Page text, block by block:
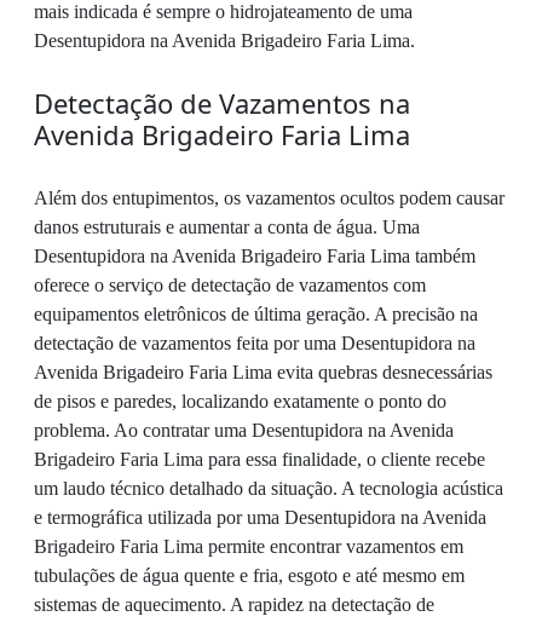
mais indicada é sempre o hidrojateamento de uma
Desentupidora na Avenida Brigadeiro Faria Lima.
Detectação de Vazamentos na
Avenida Brigadeiro Faria Lima
Além dos entupimentos, os vazamentos ocultos podem causar
danos estruturais e aumentar a conta de água. Uma
Desentupidora na Avenida Brigadeiro Faria Lima também
oferece o serviço de detectação de vazamentos com
equipamentos eletrônicos de última geração. A precisão na
detectação de vazamentos feita por uma Desentupidora na
Avenida Brigadeiro Faria Lima evita quebras desnecessárias
de pisos e paredes, localizando exatamente o ponto do
problema. Ao contratar uma Desentupidora na Avenida
Brigadeiro Faria Lima para essa finalidade, o cliente recebe
um laudo técnico detalhado da situação. A tecnologia acústica
e termográfica utilizada por uma Desentupidora na Avenida
Brigadeiro Faria Lima permite encontrar vazamentos em
tubulações de água quente e fria, esgoto e até mesmo em
sistemas de aquecimento. A rapidez na detectação de